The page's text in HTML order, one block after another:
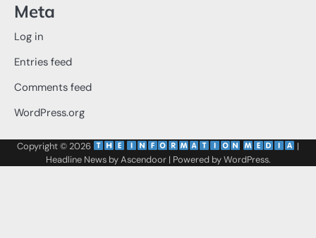
Meta
Log in
Entries feed
Comments feed
WordPress.org
Copyright © 2026
|
Headline News byAscendoor| Powered byWordPress.